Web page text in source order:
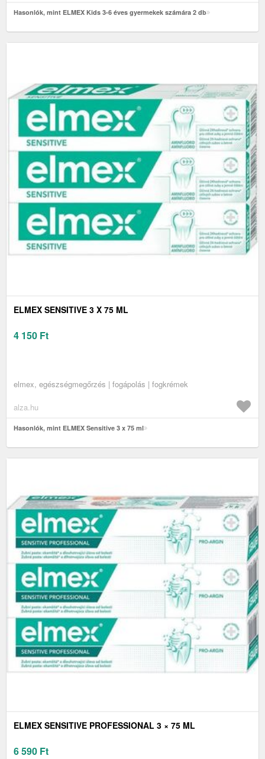
Hasonlók, mint ELMEX Kids 3-6 éves gyermekek számára 2 db
ELMEX SENSITIVE 3 X 75 ML
4 150 Ft
elmex, egészségmegőrzés | fogápolás | fogkrémek
alza.hu
Hasonlók, mint ELMEX Sensitive 3 x 75 ml
ELMEX SENSITIVE PROFESSIONAL 3 × 75 ML
6 590 Ft